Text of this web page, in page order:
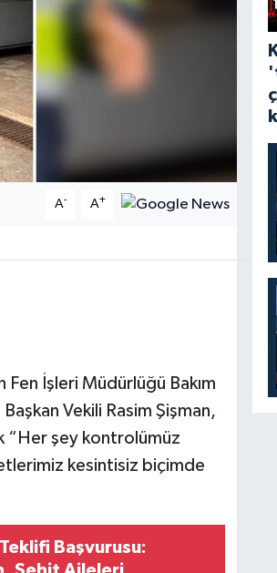
A- A+
Fen İşleri Müdürlüğü Bakım
Başkan Vekili Rasim Şişman,
“Her şey kontrolümüz
kesintisiz biçimde
Başvurusu: